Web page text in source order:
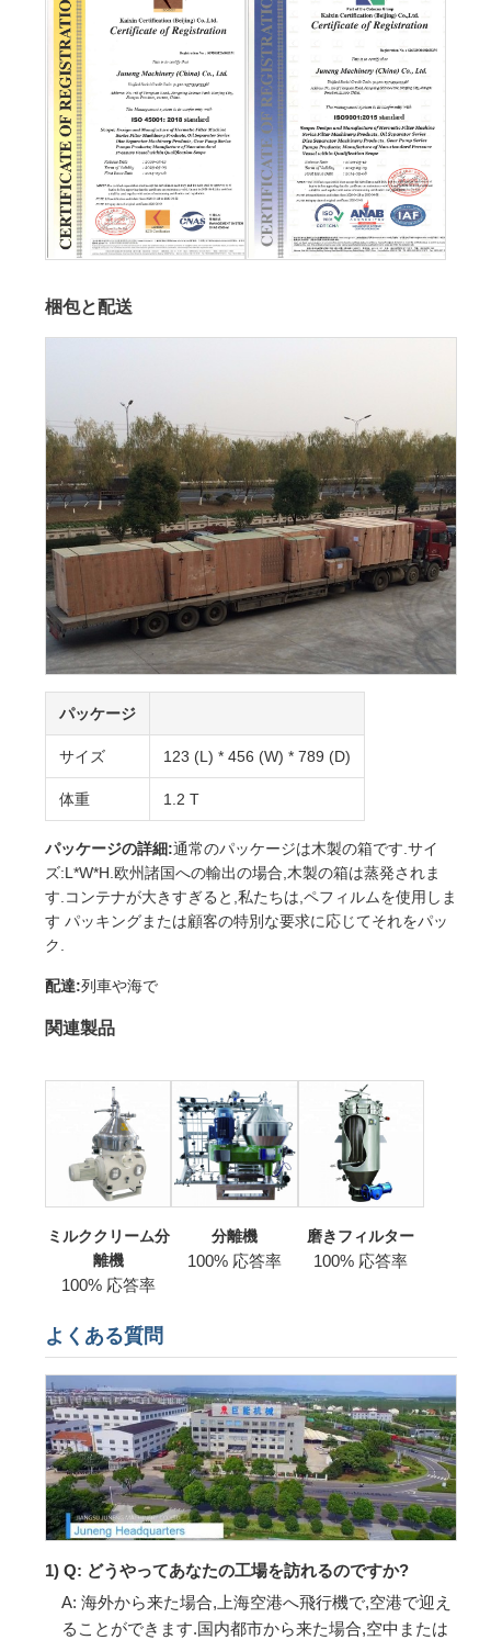
梱包と配送
パッケージ
サイズ 123 (L) * 456 (W) * 789 (D)
体重 1.2 T
パッケージの詳細:通常のパッケージは木製の箱です.サイ
ズ:L*W*H.欧州諸国への輸出の場合,木製の箱は蒸発されま
す.コンテナが大きすぎると,私たちは,ペフィルムを使用しま
す パッキングまたは顧客の特別な要求に応じてそれをパッ
ク.
配達:列車や海で
関連製品
ミルククリーム分
離機
100% 応答率
分離機
100% 応答率
磨きフィルター
100% 応答率
よくある質問
1) Q: どうやってあなたの工場を訪れるのですか?
A: 海外から来た場合,上海空港へ飛行機で,空港で迎え
ることができます.国内都市から来た場合,空中または